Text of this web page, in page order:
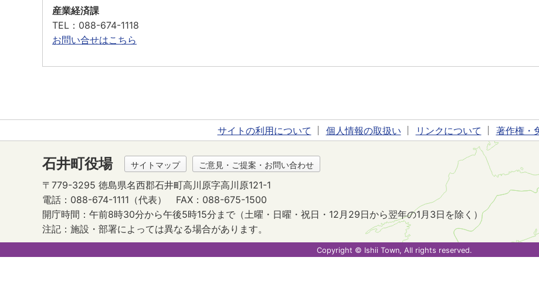
産業経済課
TEL ：088-674-1118
お問い合せはこちら
サイトの利用について 個人情報の取扱い リンクについて 著作権・
石井町役場 サイトマップ ご意見・ご提案・お問い合わせ
〒779-3295 徳島県名西郡石井町高川原字高川原121-1
電話：088-674-1111（代表）
FAX：088-675-1500
開庁時間：午前8時30分から午後5時15分まで （土曜・日曜・祝日・12月29日から翌年の1月3日を除く）
注記：施設・部署によっては異なる場合があります。
Copyright © Ishii Town, All rights reserved.